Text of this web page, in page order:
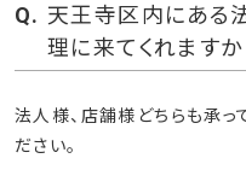
天王寺区内にある
理に来てくれますか
法人様、店舗様どちらも承っ
ださい。